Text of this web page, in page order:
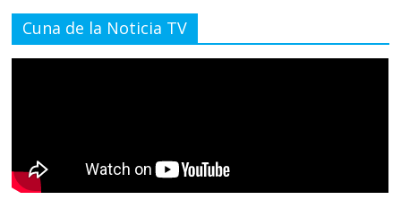
Cuna de la Noticia TV